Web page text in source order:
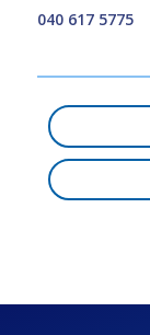
040 617 5775